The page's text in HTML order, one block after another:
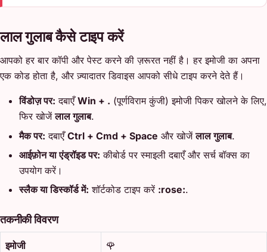
लाल गुलाब कैसे टाइप करें
आपको हर बार कॉपी और पेस्ट करने की ज़रूरत नहीं है। हर इमोजी का अपना
एक कोड होता है, और ज़्यादातर डिवाइस आपको सीधे टाइप करने देते हैं।
विंडोज़ पर: दबाएँWin + . (पूर्णविराम कुंजी) इमोजी पिकर खोलने के लिए,
फिर खोजेंलाल गुलाब.
मैक पर: दबाएँCtrl + Cmd + Space और खोजेंलाल गुलाब.
आईफ़ोन या एंड्रॉइड पर: कीबोर्ड पर स्माइली दबाएँ और सर्च बॉक्स का
उपयोग करें।
स्लैक या डिस्कॉर्ड में: शॉर्टकोड टाइप करें :rose:.
तकनीकी विवरण
इमोजी 🌹